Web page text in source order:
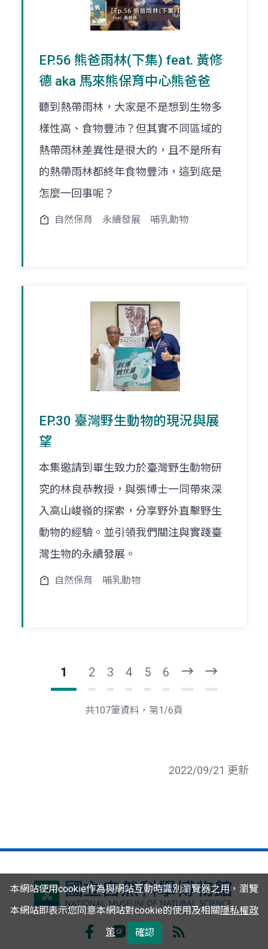
EP.56 熊爸雨林(下集) feat. 黃修
德 aka 馬來熊保育中心熊爸爸
聽到熱帶雨林，大家是不是想到生物多
樣性高、食物豐沛？但其實不同區域的
熱帶雨林差異性是很大的，且不是所有
的熱帶雨林都終年食物豐沛，這到底是
怎麼一回事呢？
自然保育 永續發展 哺乳動物
EP.30 臺灣野生動物的現況與展
望
本集邀請到畢生致力於臺灣野生動物研
究的林良恭教授，與張博士一同帶來深
入高山峻嶺的探索，分享野外直擊野生
動物的經驗。並引領我們關注與實踐臺
灣生物的永續發展。
自然保育 哺乳動物
1 2 3 4 5 6
一
頁
後
共107筆資料，第1/6頁
2022/09/21 更新
國
立
本網站使用cookie作為與網站互動時識別瀏覽器之用，瀏覽
本網站即表示您同意本網站對cookie的使用及相關隱私權政
策
確認